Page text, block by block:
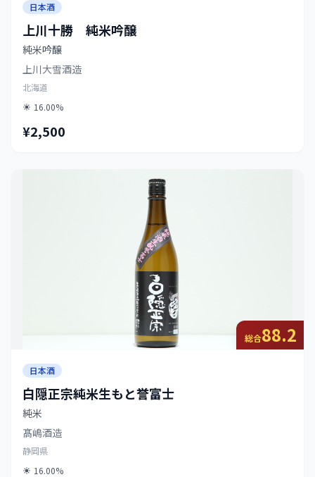
日本酒
上川十勝 純米吟醸
純米吟醸
上川大雪酒造
北海道
16.00%
¥2,500
総合88.2
日本酒
白隠正宗純米生もと誉富士
純米
髙嶋酒造
静岡県
16.00%